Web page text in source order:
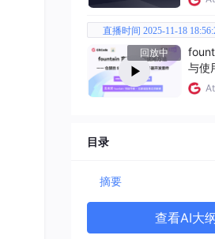
直播时间 2025-11-18
回放中
与使
目录
摘要
查看AI大